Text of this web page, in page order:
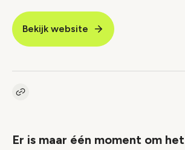
Bekijk website
Kopieer link naar vacature
Er is maar één moment om